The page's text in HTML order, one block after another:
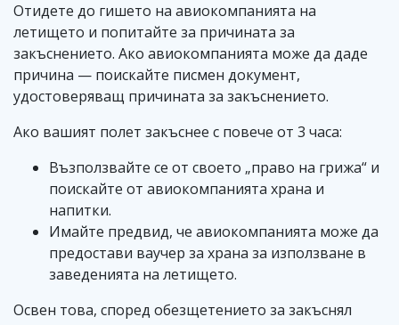
Отидете до гишето на авиокомпанията на
летището и попитайте за причината за
закъснението. Ако авиокомпанията може да даде
причина — поискайте писмен документ,
удостоверяващ причината за закъснението.
Ако вашият полет закъснее с повече от 3 часа:
Възползвайте се от своето „право на грижа“ и
поискайте от авиокомпанията храна и
напитки.
Имайте предвид, че авиокомпанията може да
предостави ваучер за храна за използване в
заведенията на летището.
Освен това, според обезщетението за закъснял